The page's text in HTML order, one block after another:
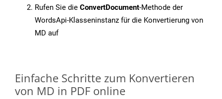
Rufen Sie die ConvertDocument-Methode der
WordsApi-Klasseninstanz für die Konvertierung von
MD auf
Einfache Schritte zum Konvertieren
von MD in PDF online